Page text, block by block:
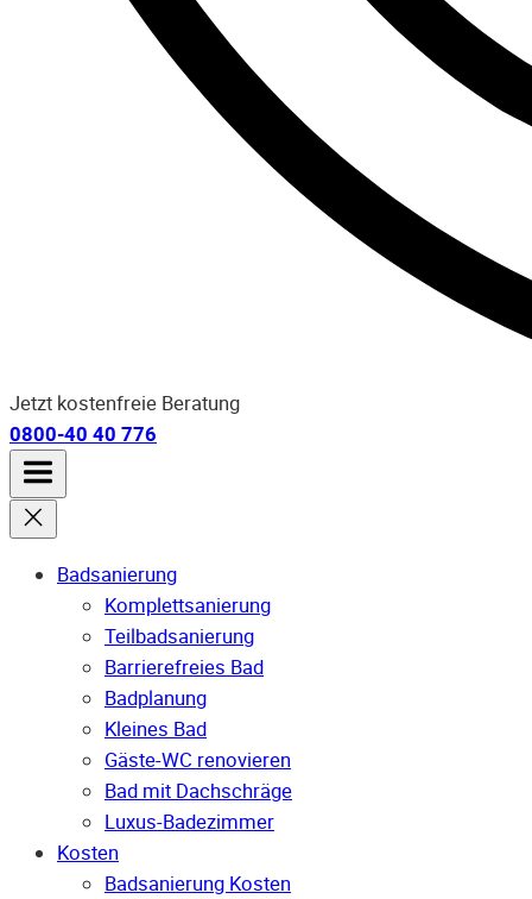
Jetzt kostenfreie Beratung
0800-40 40 776
Badsanierung
Komplettsanierung
Teilbadsanierung
Barrierefreies Bad
Badplanung
Kleines Bad
Gäste-WC renovieren
Bad mit Dachschräge
Luxus-Badezimmer
Kosten
Badsanierung Kosten